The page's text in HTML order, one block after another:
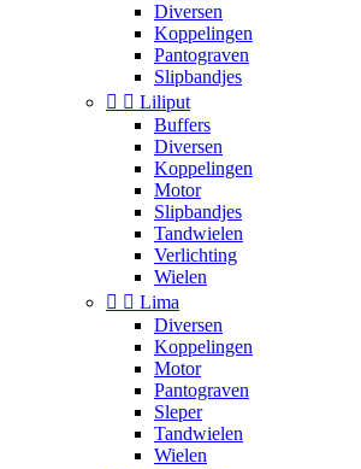
Diversen
Koppelingen
Pantograven
Slipbandjes
  Liliput
Buffers
Diversen
Koppelingen
Motor
Slipbandjes
Tandwielen
Verlichting
Wielen
  Lima
Diversen
Koppelingen
Motor
Pantograven
Sleper
Tandwielen
Wielen